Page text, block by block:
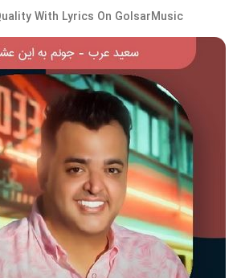
With Lyrics On GolsarMusic